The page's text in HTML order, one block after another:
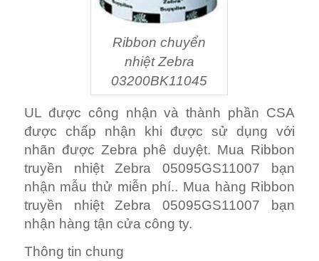
Ribbon chuyển
nhiệt Zebra
03200BK11045
UL được công nhận và thành phần CSA
được chấp nhận khi được sử dụng với
nhãn được Zebra phê duyệt. Mua Ribbon
truyền nhiệt Zebra 05095GS11007 bạn
nhận mẫu thử miễn phí.. Mua hàng Ribbon
truyền nhiệt Zebra 05095GS11007 bạn
nhận hàng tận cửa công ty.
Thông tin chung